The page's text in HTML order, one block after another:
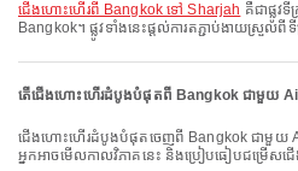
ជើងហោះហើរពី Bangkok ទៅ Sharjah គឺជាផ្លូ
Bangkok។ ផ្លូវទាំងនេះផ្តល់ការតភ្ជាប់ងាយស្រួល
តើជើងហោះហើរដំបូងបំផុតពី Bangkok ជាមួយ
ជើងហោះហើរដំបូងបំផុតចេញពី Bangkok ជាមួយ Air Arabia ចេញដំណើរនៅម៉ោង 06:30។
អ្នកអាចមើលកាលវិភាគនេះ និងប្រៀបធៀបជម្រើស